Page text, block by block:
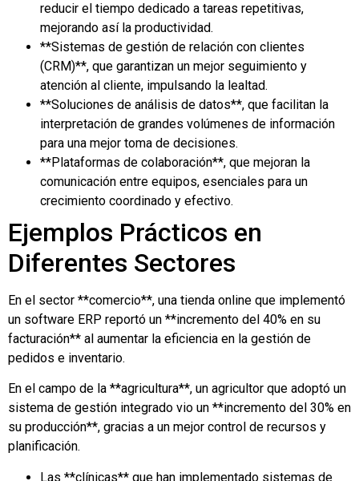
reducir el tiempo dedicado a tareas repetitivas,
mejorando así la productividad.
**Sistemas de gestión de relación con clientes
(CRM)**, que garantizan un mejor seguimiento y
atención al cliente, impulsando la lealtad.
**Soluciones de análisis de datos**, que facilitan la
interpretación de grandes volúmenes de información
para una mejor toma de decisiones.
**Plataformas de colaboración**, que mejoran la
comunicación entre equipos, esenciales para un
crecimiento coordinado y efectivo.
Ejemplos Prácticos en
Diferentes Sectores
En el sector **comercio**, una tienda online que implementó
un software ERP reportó un **incremento del 40% en su
facturación** al aumentar la eficiencia en la gestión de
pedidos e inventario.
En el campo de la **agricultura**, un agricultor que adoptó un
sistema de gestión integrado vio un **incremento del 30% en
su producción**, gracias a un mejor control de recursos y
planificación.
Las **clínicas** que han implementado sistemas de